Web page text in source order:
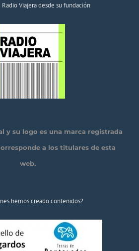
Viajera desde su fundación
y su logo es una marca registrada
a los titulares de esta
web.
hemos creado contenidos?